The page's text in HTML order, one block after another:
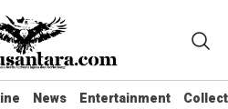
News Entertainment
News Entertainment